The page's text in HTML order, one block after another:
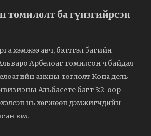
томилолт ба гүнзгийрсэн
хэмжээ авч, бэлтгэл багийн
Арбелоаг томилсон ч байдал
анхны тоглолт Копа дель
Альбасете багт 3:2-оор
нь хөгжөөн дэмжигчдийн
юм.